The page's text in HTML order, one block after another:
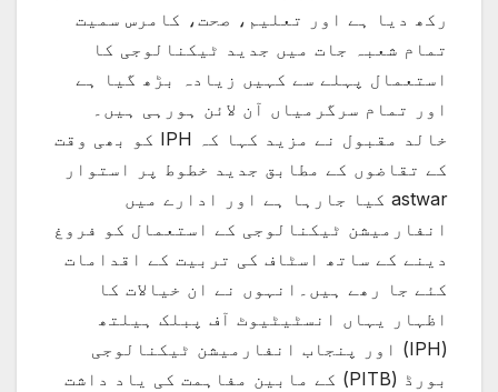
رکھ دیا ہے اور تعلیم، صحت، کامرس سمیت
تمام شعبہ جات میں جدید ٹیکنالوجی کا
استعمال پہلے سے کہیں زیادہ بڑھ گیا ہے
اور تمام سرگرمیاں آن لائن ہورہی ہیں۔
خالد مقبول نے مزید کہا کہ IPH کو بھی وقت
کے تقاضوں کے مطابق جدید خطوط پر استوار
astwar کیا جارہا ہے اور ادارے میں
انفارمیشن ٹیکنالوجی کے استعمال کو فروغ
دینے کے ساتھ اسٹاف کی تربیت کے اقدامات
کئے جا رھے ہیں۔انہوں نے ان خیالات کا
اظہار یہاں انسٹیٹیوٹ آف پبلک ہیلتھ
(IPH) اور پنجاب انفارمیشن ٹیکنالوجی
بورڈ (PITB) کے مابین مفاہمت کی یاد داشت